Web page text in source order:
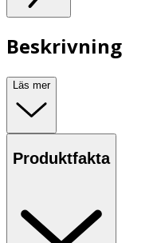
Beskrivning
Läs mer
Produktfakta